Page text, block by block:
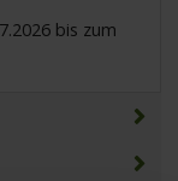
bis zum